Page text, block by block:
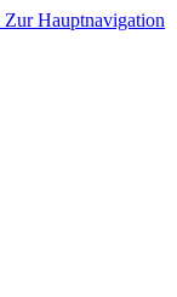
Zur Hauptnavigation